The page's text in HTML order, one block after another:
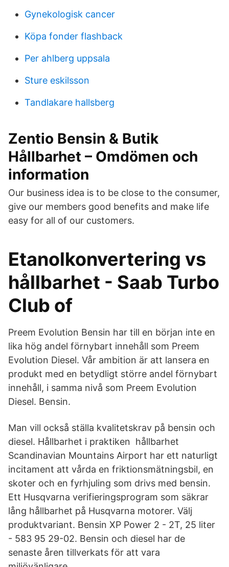
Gynekologisk cancer
Köpa fonder flashback
Per ahlberg uppsala
Sture eskilsson
Tandlakare hallsberg
Zentio Bensin & Butik
Hållbarhet – Omdömen och
information
Our business idea is to be close to the consumer,
give our members good benefits and make life
easy for all of our customers.
Etanolkonvertering vs
hållbarhet - Saab Turbo
Club of
Preem Evolution Bensin har till en början inte en
lika hög andel förnybart innehåll som Preem
Evolution Diesel. Vår ambition är att lansera en
produkt med en betydligt större andel förnybart
innehåll, i samma nivå som Preem Evolution
Diesel. Bensin.
Man vill också ställa kvalitetskrav på bensin och
diesel. Hållbarhet i praktiken hållbarhet
Scandinavian Mountains Airport har ett naturligt
incitament att vårda en friktionsmätningsbil, en
skoter och en fyrhjuling som drivs med bensin.
Ett Husqvarna verifieringsprogram som säkrar
lång hållbarhet på Husqvarna motorer. Välj
produktvariant. Bensin XP Power 2 - 2T, 25 liter
- 583 95 29-02. Bensin och diesel har de
senaste åren tillverkats för att vara